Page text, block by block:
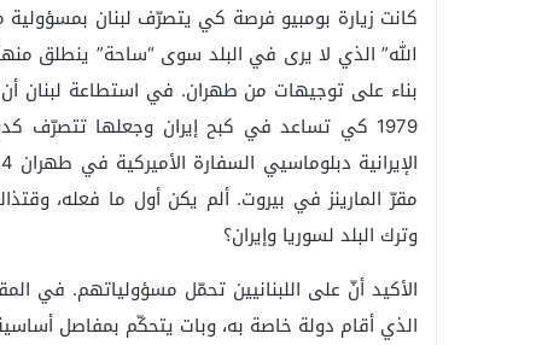
كانت زيارة بومبيو فرصة كي يتصرّف لبنان
الله” الذي لا يرى في البلد سوى “ساحة” ينطلق
بناء على توجيهات من طهران. في استطاعة لبنان أن
1979 كي تساعد في كبح إيران وجعلها تتصرّف
مقرّ المارينز في بيروت. ألم يكن أول ما فعله،
وترك البلد لسوريا وإيران؟
الأكيد أنّ على اللبنانيين تحمّل مسؤولياتهم. في
الذي أقام دولة خاصة به، وبات يتحكّم بمفاصل